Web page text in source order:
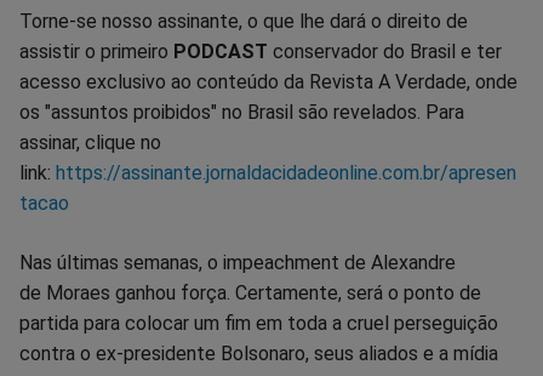
Torne-se nosso assinante, o que lhe dará o direito de
assistir o primeiro PODCAST conservador do Brasil e ter
acesso exclusivo ao conteúdo da Revista A Verdade, onde
os "assuntos proibidos" no Brasil são revelados. Para
assinar, clique no
link: https://assinante.jornaldacidadeonline.com.br/apresen
tacao
Nas últimas semanas, o impeachment de Alexandre
de Moraes ganhou força. Certamente, será o ponto de
partida para colocar um fim em toda a cruel perseguição
contra o ex-presidente Bolsonaro, seus aliados e a mídia